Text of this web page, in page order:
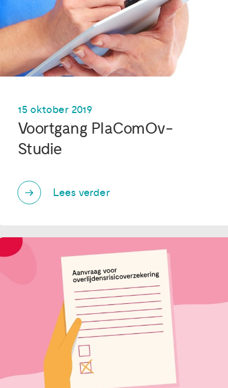
15 oktober 2019
Voortgang PlaComOv-
Studie
Lees verder